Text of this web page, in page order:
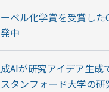
ベル化学賞を受賞し
中
AIが研究アイデア生成
タンフォード大学の研